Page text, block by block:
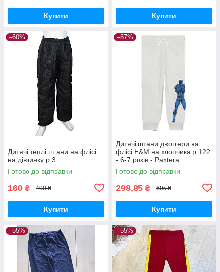
Купити Купити
–60%
Дитячі теплі штани на флісі
на дівчинку р.3
Готово до відправки
160 ₴ 400 ₴
Купити
–57%
Дитячі штани джоггери на
флісі H&M на хлопчика р.122
- 6-7 років - Pantera
Готово до відправки
298,85 ₴ 695 ₴
Купити
–55% –55%